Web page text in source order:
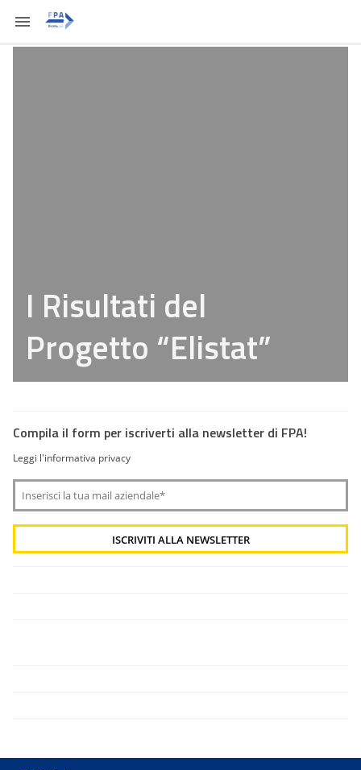
I Risultati del
Progetto “Elistat”
Compila il form per iscriverti alla newsletter di FPA!
Leggi l'informativa privacy